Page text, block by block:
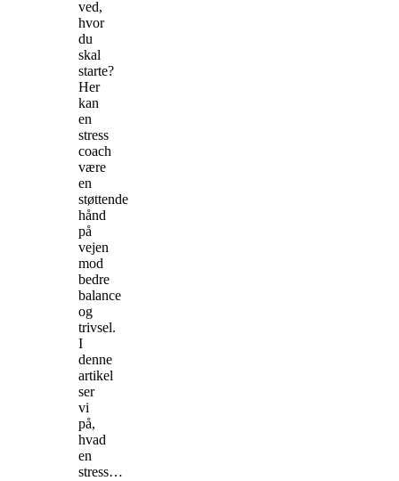
ved,
hvor
du
skal
starte?
Her
kan
en
stress
coach
være
en
støttende
hånd
på
vejen
mod
bedre
balance
og
trivsel.
I
denne
artikel
ser
vi
på,
hvad
en
stress…